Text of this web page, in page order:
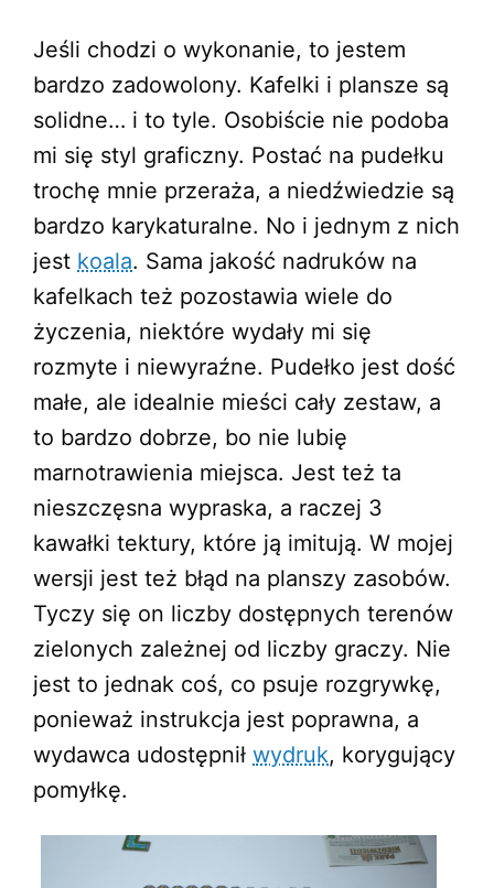
Jeśli chodzi o wykonanie, to jestem
bardzo zadowolony. Kafelki i plansze są
solidne… i to tyle. Osobiście nie podoba
mi się styl graficzny. Postać na pudełku
trochę mnie przeraża, a niedźwiedzie są
bardzo karykaturalne. No i jednym z nich
jest koala. Sama jakość nadruków na
kafelkach też pozostawia wiele do
życzenia, niektóre wydały mi się
rozmyte i niewyraźne. Pudełko jest dość
małe, ale idealnie mieści cały zestaw, a
to bardzo dobrze, bo nie lubię
marnotrawienia miejsca. Jest też ta
nieszczęsna wypraska, a raczej 3
kawałki tektury, które ją imitują. W mojej
wersji jest też błąd na planszy zasobów.
Tyczy się on liczby dostępnych terenów
zielonych zależnej od liczby graczy. Nie
jest to jednak coś, co psuje rozgrywkę,
ponieważ instrukcja jest poprawna, a
wydawca udostępnił wydruk, korygujący
pomyłkę.